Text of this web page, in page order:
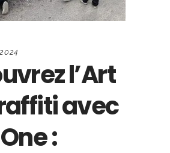
l’Art
avec
: